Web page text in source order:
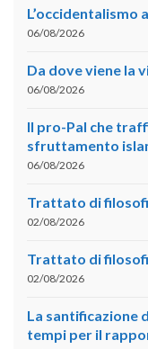
L’occidentalismo
06/08/2026
Da dove viene la
06/08/2026
Il pro-Pal che
sfruttamento
06/08/2026
Trattato di
02/08/2026
Trattato di
02/08/2026
La santificazione
tempi per il